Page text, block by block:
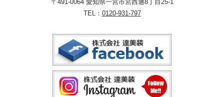
〒491-0064 愛知県一宮市宮西通8丁目25-1
TEL： 0120-931-797